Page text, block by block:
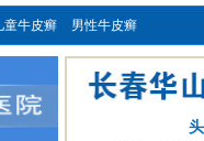
童牛皮癣 男性牛皮癣